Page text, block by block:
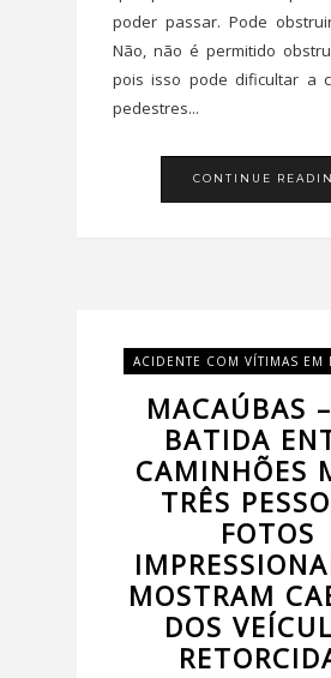
poder passar. Pode
Não, não é permitido
pois isso pode dificultar a
pedestres...
CONTINUE
ACIDENTE COM VÍTIMAS EM
MACAÚBAS
BATIDA
CAMINHÕES
TRÊS
FOTOS
MOSTRAM
DOS